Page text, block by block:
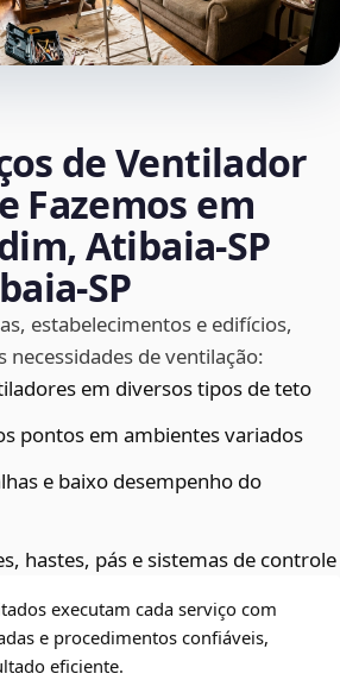
de Ventilador
Fazemos em
Atibaia‑SP
estabelecimentos e edifícios,
de ventilação:
em diversos tipos de teto
pontos em ambientes variados
e baixo desempenho do
hastes, pás e sistemas de controle
executam cada serviço com
e procedimentos confiáveis,
eficiente.